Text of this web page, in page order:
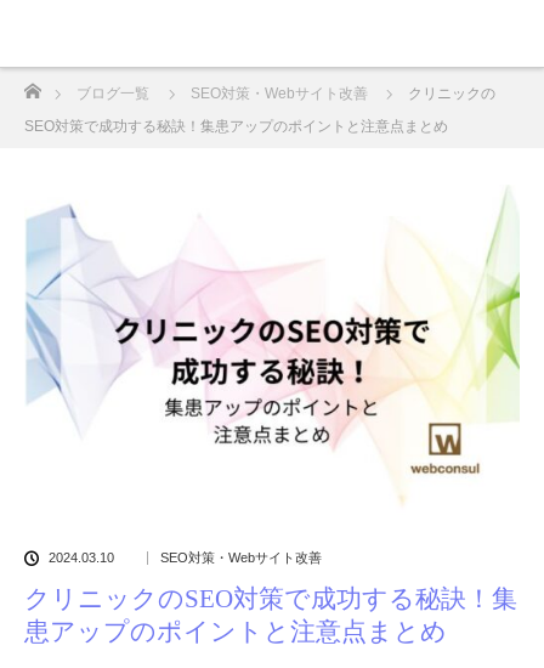
ブログ一覧 SEO対策・Webサイト改善
クリニックの
SEO対策で成功する秘訣！集患アップのポイントと注意点まとめ
2024.03.10 SEO対策・Webサイト改善
クリニックのSEO対策で成功する秘訣！集
患アップのポイントと注意点まとめ